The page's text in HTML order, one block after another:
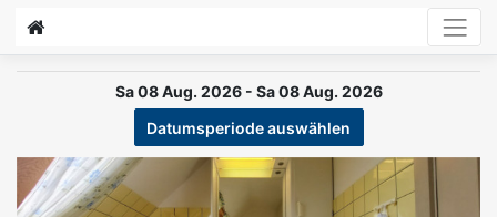
Sa 08 Aug. 2026 - Sa 08 Aug. 2026
Datumsperiode auswählen